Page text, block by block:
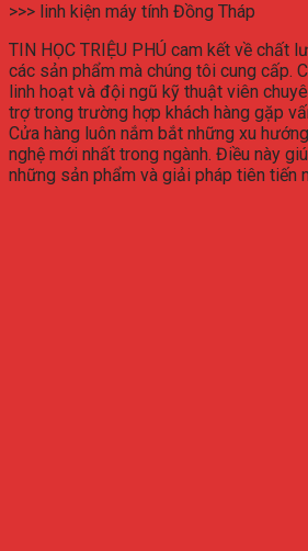
>>> linh kiện máy tính Đồng Tháp
TIN HỌC TRIỆU PHÚ cam kết về chất
các sản phẩm mà chúng tôi cung cấp.
linh hoạt và đội ngũ kỹ thuật viên
trợ trong trường hợp khách hàng gặp
Cửa hàng luôn nắm bắt những xu
nghệ mới nhất trong ngành. Điều này
những sản phẩm và giải pháp tiên tiến